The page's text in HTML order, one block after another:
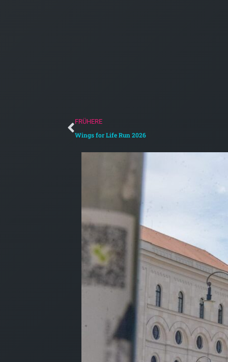
Zurück
FRÜHERE
Wings for Life Run 2026